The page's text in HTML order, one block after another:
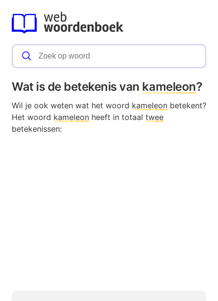
Wat is de betekenis van kameleon?
Wil je ook weten wat het woord kameleon betekent?
Het woord kameleon heeft in totaal twee
betekenissen: